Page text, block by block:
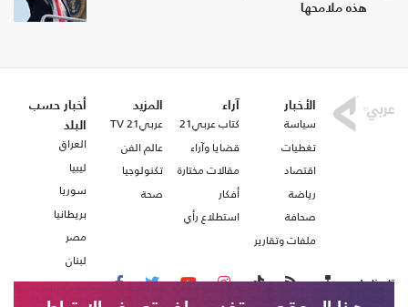
هذه ملامحها
الأخبار
سياسة
تغطيات
اقتصاد
رياضة
صحافة
ملفات وتقارير
آراء
كتاب عربي21
قضايا وآراء
مقالات مختارة
أفكار
استطلاع رأي
المزيد
عربي21 TV
عالم الفن
تكنولوجيا
صحة
أخبار حسب
البلد
العراق
ليبيا
سوريا
بريطانيا
مصر
لبنان
تابعنا على